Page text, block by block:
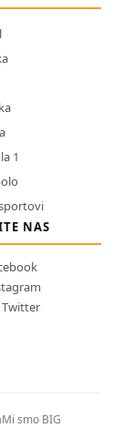
1
NAS
Twitter
Mi smo BIG